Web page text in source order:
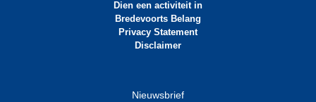
Dien een activiteit in
Bredevoorts Belang
Privacy Statement
Disclaimer
Nieuwsbrief